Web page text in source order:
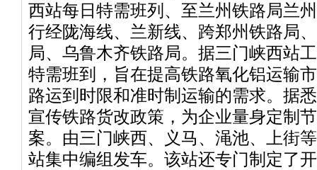
西站每日特需班列、至兰州铁路局兰
行经陇海线、兰新线、跨郑州铁路局
局、乌鲁木齐铁路局。据三门峡西站
特需班到，旨在提高铁路氧化铝运输
路运到时限和准时制运输的需求。据
宣传铁路货改政策，为企业量身定制
案。由三门峡西、义马、渑池、上街
站集中编组发车。该站还专门制定了